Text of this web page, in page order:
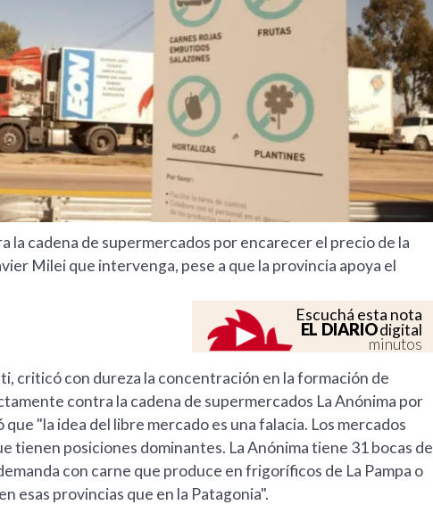
la cadena de supermercados por encarecer el precio de la
Milei que intervenga, pese a que la provincia apoya el
Escuchá esta nota
EL DIARIOdigital
minutos
criticó con dureza la concentración en la formación de
contra la cadena de supermercados La Anónima por
"la idea del libre mercado es una falacia. Los mercados
tienen posiciones dominantes. La Anónima tiene 31 bocas de
con carne que produce en frigoríficos de La Pampa o
esas provincias que en la Patagonia".